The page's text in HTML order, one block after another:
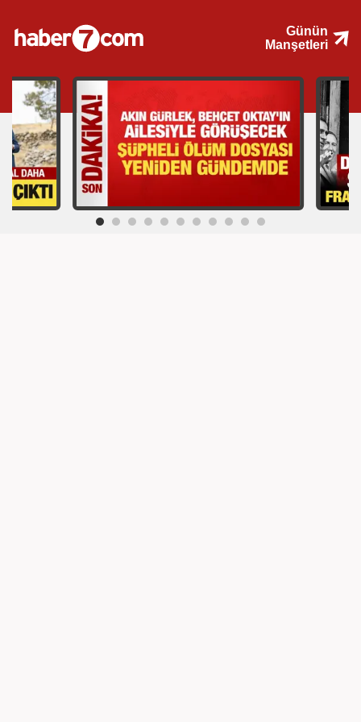
Günün
Manşetleri